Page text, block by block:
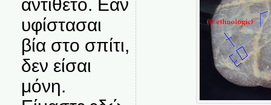
αντίθετο. Εάν
υφίστασαι
βία στο σπίτι,
δεν είσαι
μόνη.